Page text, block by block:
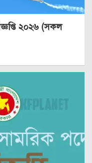
২০২৬ (সকল